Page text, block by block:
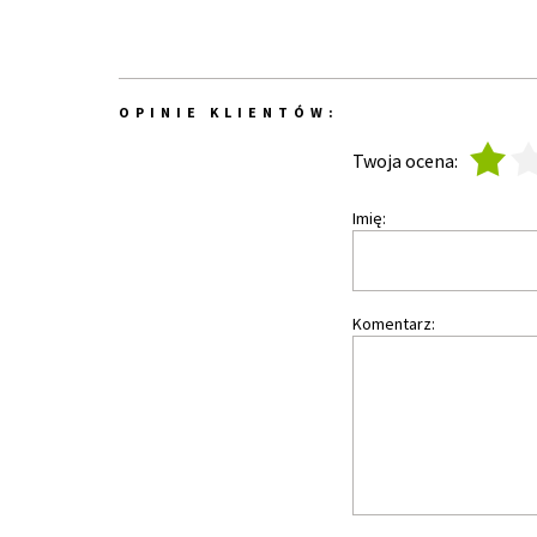
OPINIE KLIENTÓW:
Twoja ocena:
Imię:
Komentarz: